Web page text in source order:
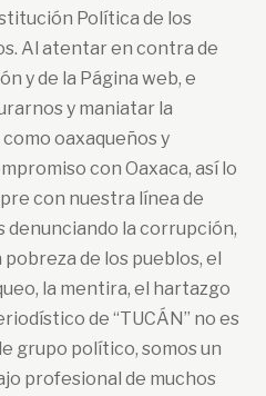
Política de los
Al atentar en contra de
y de la Página web, e
y maniatar la
oaxaqueños y
con Oaxaca, así lo
con nuestra línea de
la corrupción,
de los pueblos, el
la mentira, el hartazgo
de “TUCÁN” no es
grupo político, somos un
profesional de muchos